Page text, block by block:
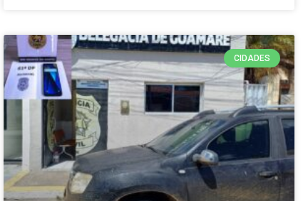
CIDADES